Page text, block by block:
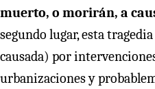
muerto, o morirán, a
segundo lugar, esta
causada) por
urbanizaciones y